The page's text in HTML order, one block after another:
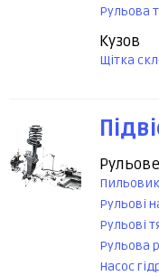
Рульова
Кузов
Щітка
Рульові
Рульові
Рульова
Насос